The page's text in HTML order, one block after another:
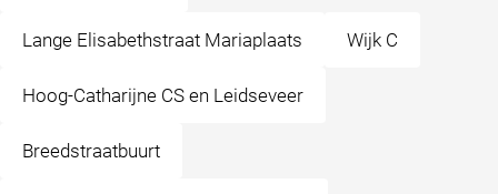
Lange Elisabethstraat Mariaplaats Wijk C
Hoog-Catharijne CS en Leidseveer
Breedstraatbuurt